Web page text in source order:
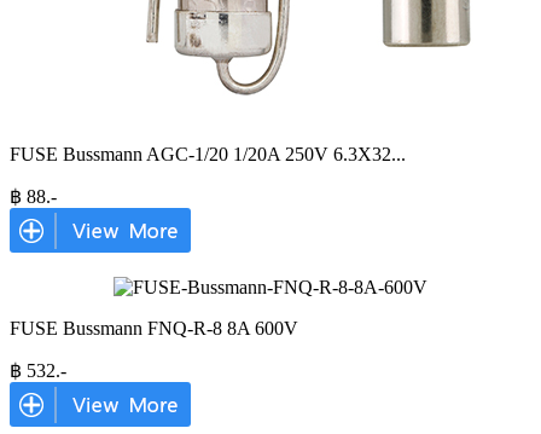
FUSE Bussmann AGC-1/20 1/20A 250V 6.3X32...
฿ 88.-
FUSE Bussmann FNQ-R-8 8A 600V
฿ 532.-